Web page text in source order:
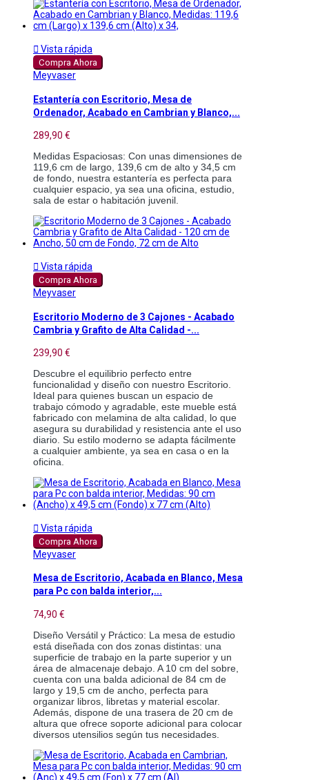
 Vista rápida
Compra Ahora
Meyvaser
Estantería con Escritorio, Mesa de
Ordenador, Acabado en Cambrian y Blanco,...
289,90 €
Medidas Espaciosas: Con unas dimensiones de
119,6 cm de largo, 139,6 cm de alto y 34,5 cm
de fondo, nuestra estantería es perfecta para
cualquier espacio, ya sea una oficina, estudio,
sala de estar o habitación juvenil.
 Vista rápida
Compra Ahora
Meyvaser
Escritorio Moderno de 3 Cajones - Acabado
Cambria y Grafito de Alta Calidad -...
239,90 €
Descubre el equilibrio perfecto entre
funcionalidad y diseño con nuestro Escritorio.
Ideal para quienes buscan un espacio de
trabajo cómodo y agradable, este mueble está
fabricado con melamina de alta calidad, lo que
asegura su durabilidad y resistencia ante el uso
diario. Su estilo moderno se adapta fácilmente
a cualquier ambiente, ya sea en casa o en la
oficina.
 Vista rápida
Compra Ahora
Meyvaser
Mesa de Escritorio, Acabada en Blanco, Mesa
para Pc con balda interior,...
74,90 €
Diseño Versátil y Práctico: La mesa de estudio
está diseñada con dos zonas distintas: una
superficie de trabajo en la parte superior y un
área de almacenaje debajo. A 10 cm del sobre,
cuenta con una balda adicional de 84 cm de
largo y 19,5 cm de ancho, perfecta para
organizar libros, libretas y material escolar.
Además, dispone de una trasera de 20 cm de
altura que ofrece soporte adicional para colocar
diversos utensilios según tus necesidades.